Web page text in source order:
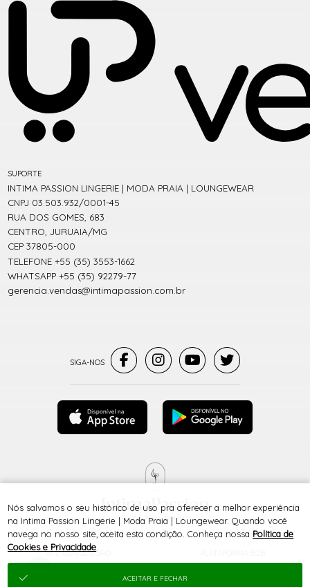
SITE 100% SEGURO
SUPORTE
INTIMA PASSION LINGERIE | MODA PRAIA | LOUNGEWEAR
CNPJ 03.503.932/0001-45
RUA DOS GOMES, 683
CENTRO, JURUAIA/MG
CEP 37805-000
TELEFONE +55 (35) 3553-1662
WHATSAPP +55 (35) 92279-77
gerencia.vendas@intimapassion.com.br
® TODOS DIREITOS RESERVADOS
Nós salvamos o seu histórico de uso pra oferecer a melhor experiência
na Intima Passion Lingerie | Moda Praia | Loungewear. Quando você
navega no nosso site, aceita esta condição. Conheça nossa Política de
Cookies e Privacidade
ACEITAR E FECHAR